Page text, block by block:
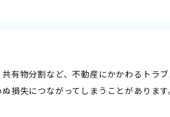
有物分割など、不動産にかかわるトラ
損失につながってしまうことがありま